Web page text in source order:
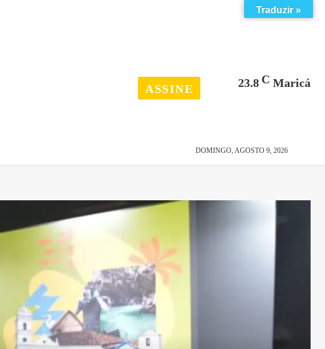
23.8 C Maricá
ASSINE
DOMINGO, AGOSTO 9, 2026
Traduzir »